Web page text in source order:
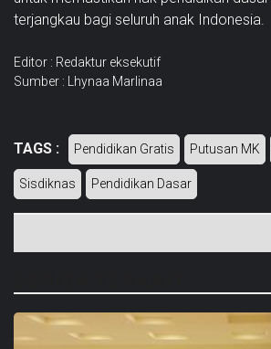
terjangkau bagi seluruh anak Indonesia.
Editor : Redaktur eksekutif
Sumber : Lhynaa Marlinaa
TAGS : Pendidikan Gratis Putusan MK
Sisdiknas Pendidikan Dasar